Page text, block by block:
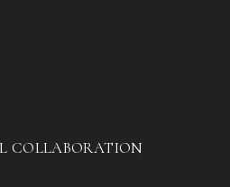
COLLABORATION